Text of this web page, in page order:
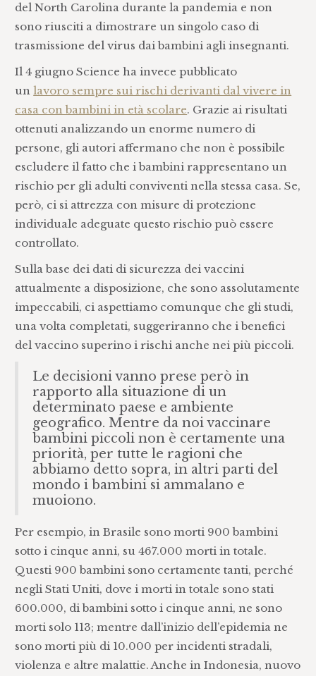
del North Carolina durante la pandemia e non
sono riusciti a dimostrare un singolo caso di
trasmissione del virus dai bambini agli insegnanti.
Il 4 giugno Science ha invece pubblicato
unlavoro sempre sui rischi derivanti dal vivere in
casa con bambini in età scolare. Grazie ai risultati
ottenuti analizzando un enorme numero di
persone, gli autori affermano che non è possibile
escludere il fatto che i bambini rappresentano un
rischio per gli adulti conviventi nella stessa casa. Se,
però, ci si attrezza con misure di protezione
individuale adeguate questo rischio può essere
controllato.
Sulla base dei dati di sicurezza dei vaccini
attualmente a disposizione, che sono assolutamente
impeccabili, ci aspettiamo comunque che gli studi,
una volta completati, suggeriranno che i benefici
del vaccino superino i rischi anche nei più piccoli.
Le decisioni vanno prese però in
rapporto alla situazione di un
determinato paese e ambiente
geografico. Mentre da noi vaccinare
bambini piccoli non è certamente una
priorità, per tutte le ragioni che
abbiamo detto sopra, in altri parti del
mondo i bambini si ammalano e
muoiono.
Per esempio, in Brasile sono morti 900 bambini
sotto i cinque anni, su 467.000 morti in totale.
Questi 900 bambini sono certamente tanti, perché
negli Stati Uniti, dove i morti in totale sono stati
600.000, di bambini sotto i cinque anni, ne sono
morti solo 113; mentre dall’inizio dell’epidemia ne
sono morti più di 10.000 per incidenti stradali,
violenza e altre malattie. Anche in Indonesia, nuovo